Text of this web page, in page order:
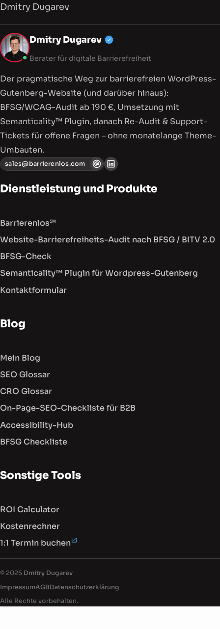
Dmitry Dugarev
Mein Profil,
Dmitry Dugarev
Berater für digitale Barrierefreiheit
Der pragmatische Weg zur barriere­freien WordPress-
Gutenberg-Website (und darüber hinaus):
BFSG/WCAG-Audit ab 190 €, Umsetzung mit
Semanticality™ Plugin, danach Re-Audit & Support-
Tickets für offene Fragen – ohne monatelange Theme-
Umbauten.
sales@barrierenlos.com
Dienstleistung und Produkte
Barrierenlos℠
Website-Barrierefreiheits-Audit nach BFSG / BITV 2.0
BFSG-Check
Semanticality™ Plugin für Wordpress-Gutenberg
Kontaktformular
Blog
Mein Blog
SEO Glossar
CRO Glossar
On-Page-SEO-Checkliste für B2B
Accessibility-Hub
BFSG Checkliste
Sonstige Tools
ROI Calculator
Kostenrechner
1:1 Termin buchen
Dokumentenfuß mit rechtlichen
© 2025 Dmitry Dugarev
ImpressumAGBDatenschutz­erklärung
Alle Rechte vorbehalten.